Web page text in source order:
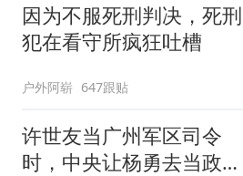
因为不服死刑判决，死刑
犯在看守所疯狂吐槽
户外阿崭 647跟贴
许世友当广州军区司令
时，中央让杨勇去当政